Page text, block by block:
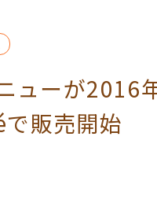
ューが2016
販売開始